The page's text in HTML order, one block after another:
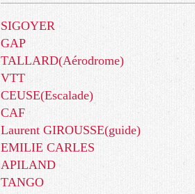
SIGOYER
GAP
TALLARD(Aérodrome)
VTT
CEUSE(Escalade)
CAF
Laurent GIROUSSE(guide)
EMILIE CARLES
APILAND
TANGO